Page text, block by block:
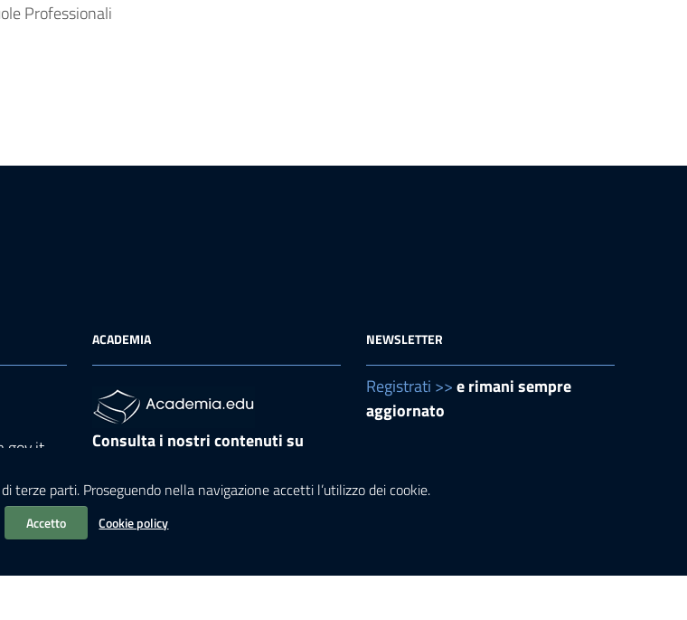
terze parti. Proseguendo nella navigazione accetti l’utilizzo dei cookie.
Accetto Cookie policy
Professionali
ACADEMIA
Consulta i nostri contenuti su
NEWSLETTER
Registrati >>e rimani sempre
aggiornato